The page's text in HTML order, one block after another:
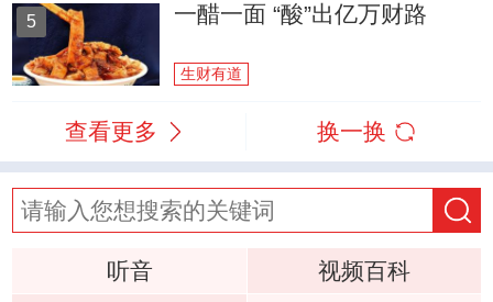
5 一醋一面 “酸”出亿万财路
生财有道
查看更多 换一换
听音
视频百科